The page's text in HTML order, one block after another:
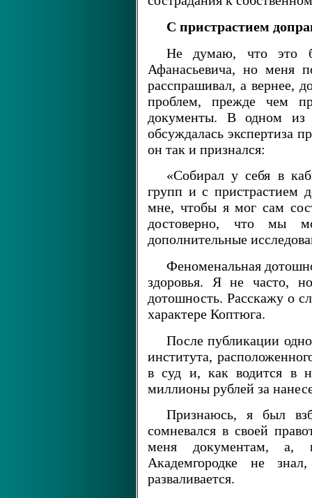
С пристрастием
Не думаю, что это
Афанасьевича, но меня
расспрашивал, а вернее,
проблем, прежде чем
документы. В одном из
обсуждалась экспертиза
он так и признался:
«Собирал у себя в
групп и с пристрастием
мне, чтобы я мог сам
достоверно, что мы
дополнительные
Феноменальная
здоровья. Я не часто,
дотошность. Расскажу о
характере Коптюга.
После публикации
института,
в суд и, как водится в
миллионы рублей за
Признаюсь, я был
сомневался в своей
меня документам, а,
Академгородке не
разваливается.